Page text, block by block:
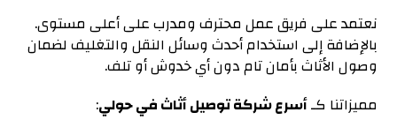
نعتمد على فريق عمل محترف ومدرب على أعلى مستوى.
بالإضافة إلى استخدام أحدث وسائل النقل والتغليف لضمان
وصول الأثاث بأمان تام دون أي خدوش أو تلف.
مميزاتنا كـأسرع شركة توصيل أثاث في حولي: